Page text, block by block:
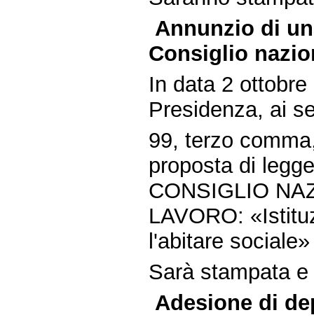
Annunzio di
Consiglio
In data 2
Presidenza, ai
99, terzo
proposta di
CONSIGLIO
LAVORO:
l'abitare
Sarà stampata
Adesione di